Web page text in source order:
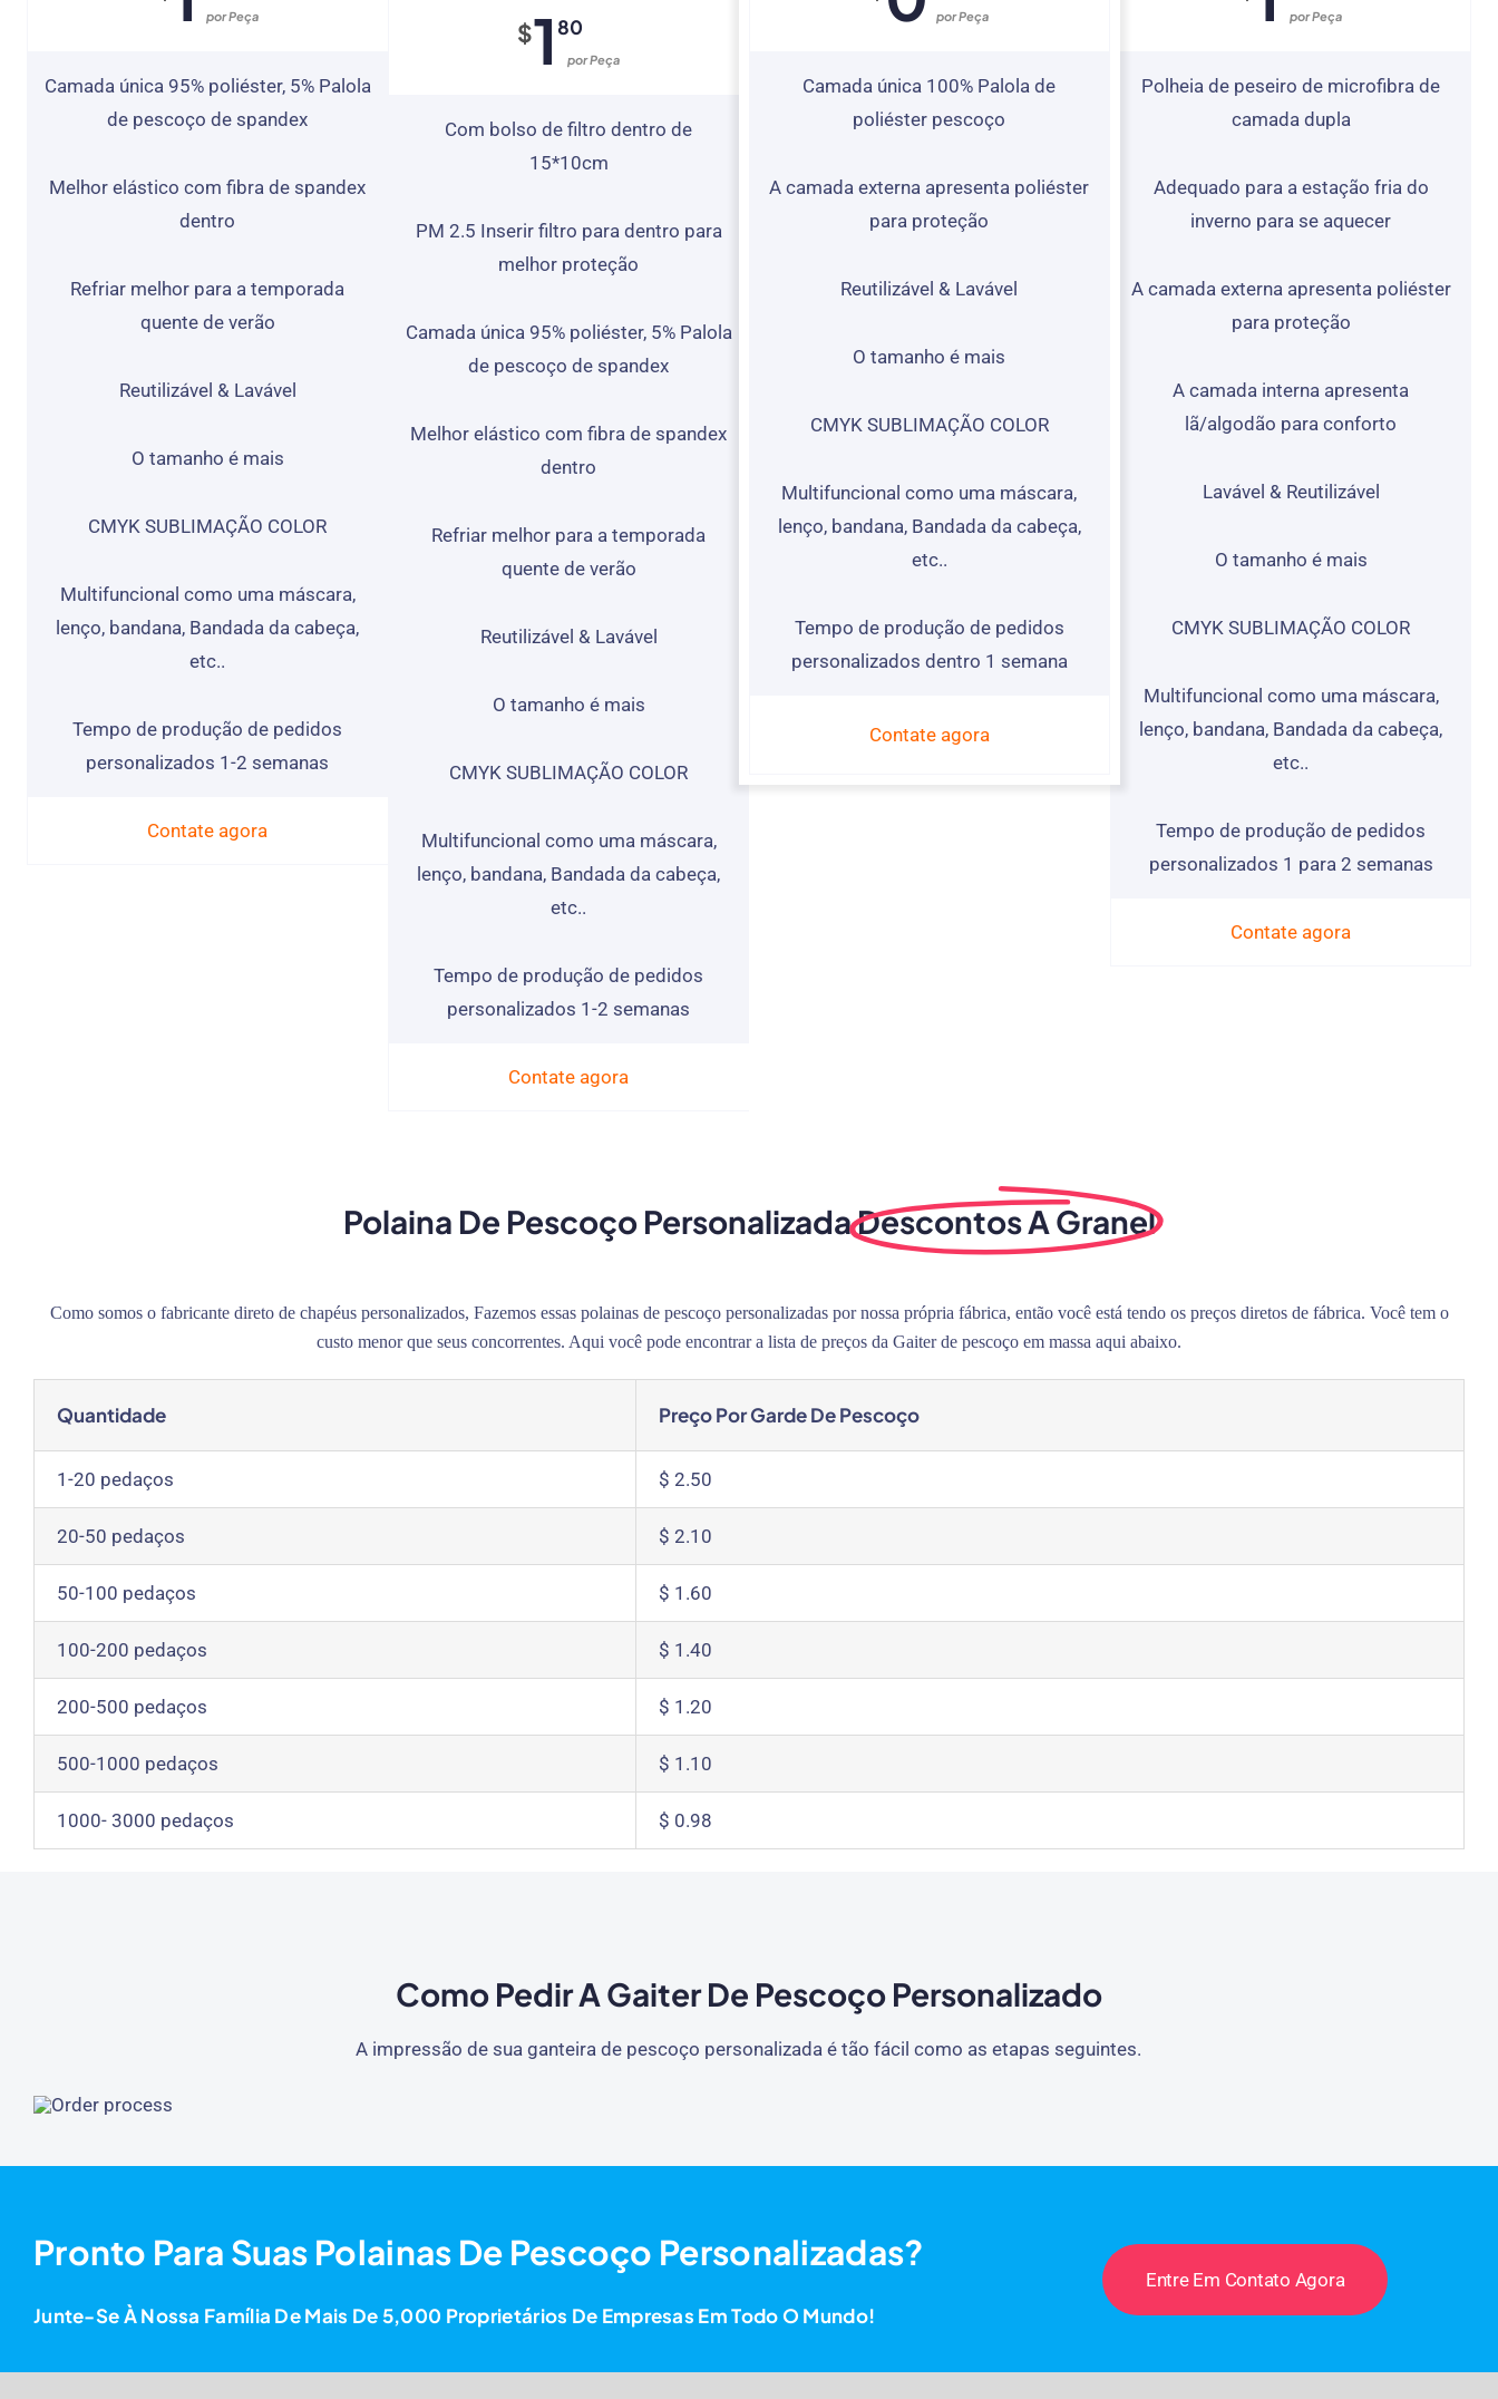
Por Peça
Camada única 95% poliéster, 5% Palola
de pescoço de spandex
Melhor elástico com fibra de spandex
dentro
Refriar melhor para a temporada
quente de verão
Reutilizável & Lavável
O tamanho é mais
CMYK SUBLIMAÇÃO COLOR
Multifuncional como uma máscara,
lenço, bandana, Bandada da cabeça,
etc..
Tempo de produção de pedidos
personalizados 1-2 semanas
Contate agora
$1 80
Por Peça
Com bolso de filtro dentro de
15*10cm
PM 2.5 Inserir filtro para dentro para
melhor proteção
Camada única 95% poliéster, 5% Palola
de pescoço de spandex
Melhor elástico com fibra de spandex
dentro
Refriar melhor para a temporada
quente de verão
Reutilizável & Lavável
O tamanho é mais
CMYK SUBLIMAÇÃO COLOR
Multifuncional como uma máscara,
lenço, bandana, Bandada da cabeça,
etc..
Tempo de produção de pedidos
personalizados 1-2 semanas
Contate agora
Por Peça
Camada única 100% Palola de
poliéster pescoço
A camada externa apresenta poliéster
para proteção
Reutilizável & Lavável
O tamanho é mais
CMYK SUBLIMAÇÃO COLOR
Multifuncional como uma máscara,
lenço, bandana, Bandada da cabeça,
etc..
Tempo de produção de pedidos
personalizados dentro 1 semana
Contate agora
Por Peça
Polheia de peseiro de microfibra de
camada dupla
Adequado para a estação fria do
inverno para se aquecer
A camada externa apresenta poliéster
para proteção
A camada interna apresenta
lã/algodão para conforto
Lavável & Reutilizável
O tamanho é mais
CMYK SUBLIMAÇÃO COLOR
Multifuncional como uma máscara,
lenço, bandana, Bandada da cabeça,
etc..
Tempo de produção de pedidos
personalizados 1 para 2 semanas
Contate agora
Polaina De Pescoço PersonalizadaDescontos A Granel
Como somos o fabricante direto de chapéus personalizados, Fazemos essas polainas de pescoço personalizadas por nossa própria fábrica, então você está tendo os preços diretos de fábrica. Você tem o
custo menor que seus concorrentes. Aqui você pode encontrar a lista de preços da Gaiter de pescoço em massa aqui abaixo.
Quantidade Preço Por Garde De Pescoço
1-20 pedaços $ 2.50
20-50 pedaços $ 2.10
50-100 pedaços $ 1.60
100-200 pedaços $ 1.40
200-500 pedaços $ 1.20
500-1000 pedaços $ 1.10
1000- 3000 pedaços $ 0.98
Como Pedir A Gaiter De Pescoço Personalizado
A impressão de sua ganteira de pescoço personalizada é tão fácil como as etapas seguintes.
Pronto Para Suas Polainas De Pescoço Personalizadas?
Junte-Se À Nossa Família De Mais De 5,000 Proprietários De Empresas Em Todo O Mundo!
Entre Em Contato Agora